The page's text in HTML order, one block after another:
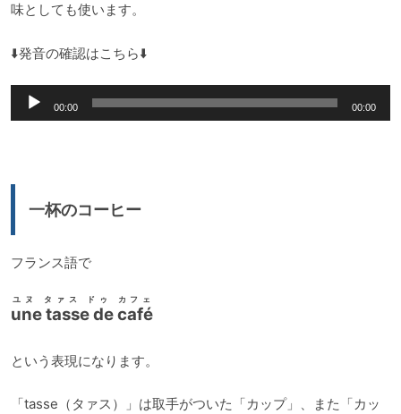
味としても使います。
⬇️発音の確認はこちら⬇️
声
00:00 00:00
一杯のコーヒー
フランス語で
une tasse de café
ユヌ タァス ドゥ カフェ
という表現になります。
「tasse（タァス）」は取手がついた「カップ」、また「カッ